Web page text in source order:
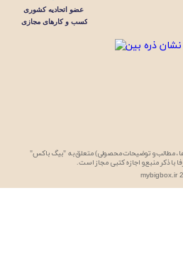
مطالب و توضیحات محصولی) متعلق به "بیگ باکس"
با ذکر منبع و اجازه کتبی مجاز است.
mybigbox.ir